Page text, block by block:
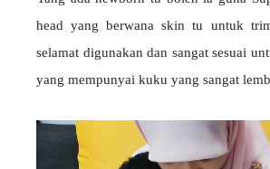
head yang berwana skin tu untuk
selamat digunakan dan sangat sesuai
yang mempunyai kuku yang sangat